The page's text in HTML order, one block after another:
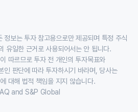
정보는 투자 참고용으로만 제공되며 특정 주식
유일한 근거로 사용되어서는 안 됩니다.
따르므로 투자 전 개인의 투자목표와
인 판단에 따라 투자하시기 바라며, 당사는
대해 법적 책임을 지지 않습니다.
and S&P Global